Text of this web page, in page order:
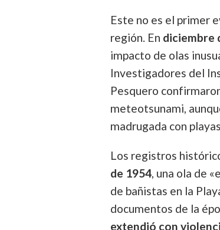
Este no es el primer
región. En diciembre
impacto de olas
Investigadores del
Pesquero
meteotsunami,
madrugada con
Los registros
de 1954, una ola de
de bañistas en la
documentos de la
extendió con